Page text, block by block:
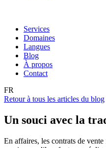
Services
Domaines
Langues
Blog
À propos
Contact
FR
Retour à tous les articles du blog
Un souci avec la
En affaires, les contrats de